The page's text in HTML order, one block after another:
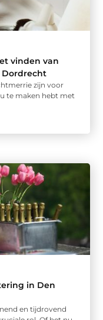
vinden van
zijn voor
te maken hebt met
in Den
en tijdrovend